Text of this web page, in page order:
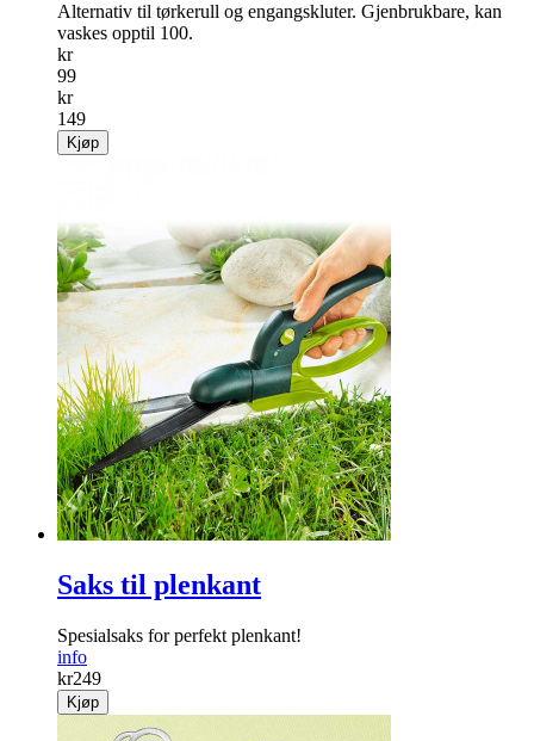
Alternativ til tørkerull og engangskluter. Gjenbrukbare, kan
vaskes opptil 100.
kr
99
kr
149
Kjøp
Saks til plenkant
Spesialsaks for perfekt plenkant!
info
kr249
Kjøp